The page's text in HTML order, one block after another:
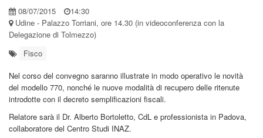
08/07/2015
14:30
Udine - Palazzo Torriani, ore 14.30 (in videoconferenza con la
Delegazione di Tolmezzo)
Fisco
Nel corso del convegno saranno illustrate in modo operativo le novità
del modello 770, nonché le nuove modalità di recupero delle ritenute
introdotte con il decreto semplificazioni fiscali.
Relatore sarà il Dr. Alberto Bortoletto, CdL e professionista in Padova,
collaboratore del Centro Studi INAZ.